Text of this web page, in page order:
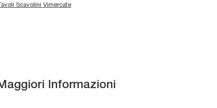
Scavolini Vimercate
Informazioni